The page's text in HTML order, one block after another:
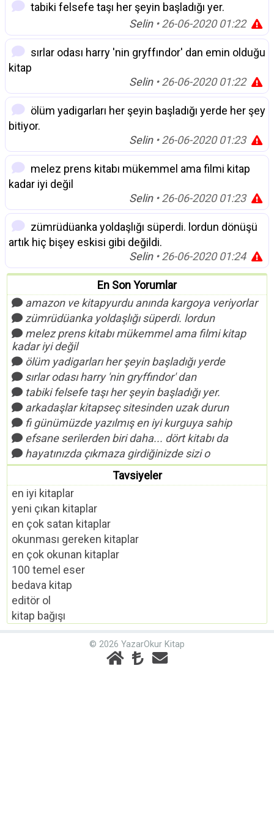
tabiki felsefe taşı her şeyin başladığı yer.
Selin• 26-06-2020 01:22
sırlar odası harry 'nin gryffındor' dan emin olduğu
kitap
Selin• 26-06-2020 01:22
ölüm yadigarları her şeyin başladığı yerde her şey
bitiyor.
Selin• 26-06-2020 01:23
melez prens kitabı mükemmel ama filmi kitap
kadar iyi değil
Selin• 26-06-2020 01:23
zümrüdüanka yoldaşlığı süperdi. lordun dönüşü
artık hiç bişey eskisi gibi değildi.
Selin• 26-06-2020 01:24
En Son Yorumlar
amazon ve kitapyurdu anında kargoya veriyorlar
zümrüdüanka yoldaşlığı süperdi. lordun
melez prens kitabı mükemmel ama filmi kitap
kadar iyi değil
ölüm yadigarları her şeyin başladığı yerde
sırlar odası harry 'nin gryffındor' dan
tabiki felsefe taşı her şeyin başladığı yer.
arkadaşlar kitapseç sitesinden uzak durun
fi günümüzde yazılmış en iyi kurguya sahip
efsane serilerden biri daha... dört kitabı da
hayatınızda çıkmaza girdiğinizde sizi o
Tavsiyeler
en iyi kitaplar
yeni çıkan kitaplar
en çok satan kitaplar
okunması gereken kitaplar
en çok okunan kitaplar
100 temel eser
bedava kitap
editör ol
kitap bağışı
© 2026 YazarOkur Kitap